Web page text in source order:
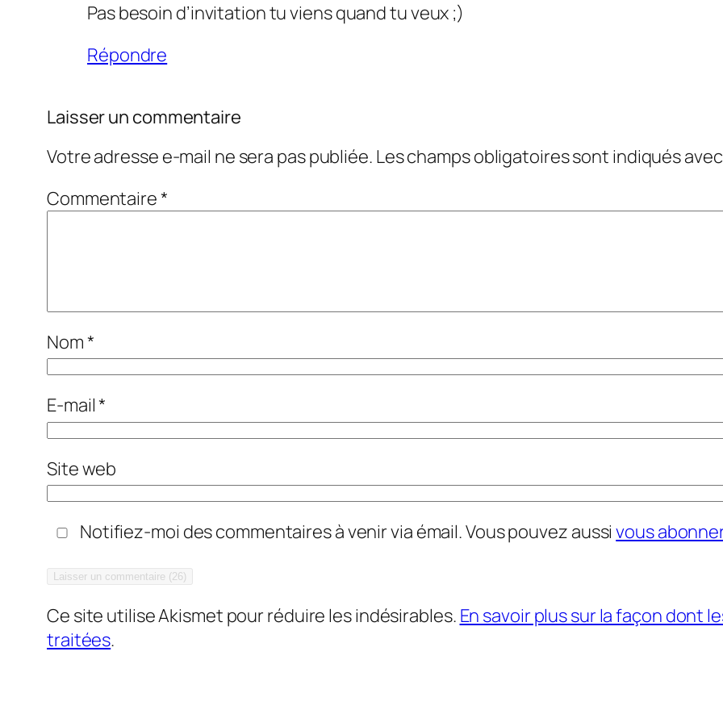
Pas besoin d’invitation tu viens quand tu veux ;)
Répondre
Laisser un commentaire
Votre adresse e-mail ne sera pas publiée. Les champs obligatoires sont indiqués
Commentaire*
Nom*
E-mail*
Site web
Notifiez-moi des commentaires à venir via émail. Vous pouvez aussivous
Ce site utilise Akismet pour réduire les indésirables. En savoir plus sur la façon dont
traitées.